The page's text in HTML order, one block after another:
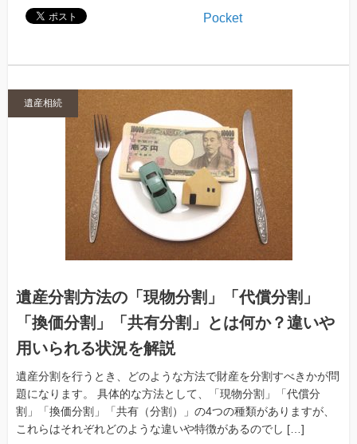
Pocket
遺産相続
遺産分割方法の「現物分割」「代償分割」
「換価分割」「共有分割」とは何か？違いや
用いられる状況を解説
遺産分割を行うとき、どのような方法で財産を分割すべきかが問
題になります。 具体的な方法として、「現物分割」「代償分
割」「換価分割」「共有（分割）」の4つの種類がありますが、
これらはそれぞれどのような違いや特徴があるのでし […]